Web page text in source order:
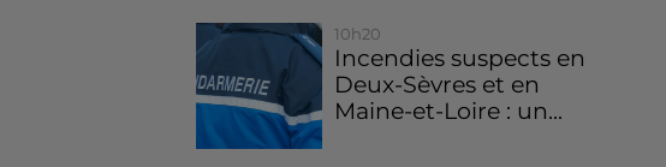
10h20
Incendies suspects en
Deux-Sèvres et en
Maine-et-Loire : un...